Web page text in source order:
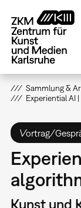
zum
Inhalt
Sammlung &
Experiential AI
Vortrag/
Kunst und